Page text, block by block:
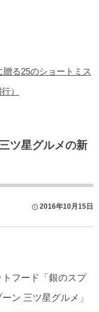
る25のショートミス
）
ツ星グルメの新
2016年10月15日
フード「銀のスプ
ン 三ツ星グルメ」